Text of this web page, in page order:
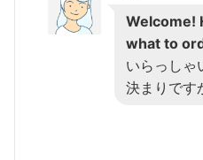
Welcome!
what to
いらっしゃ
決まりです